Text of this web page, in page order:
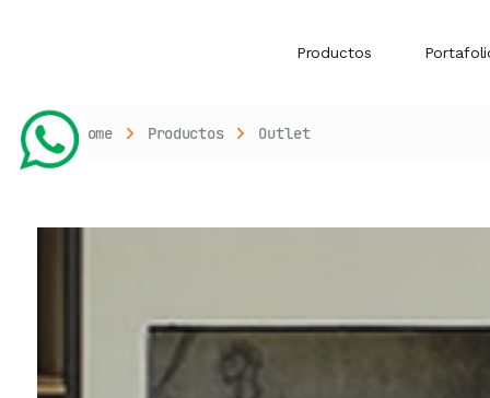
Productos
Home Productos Outlet